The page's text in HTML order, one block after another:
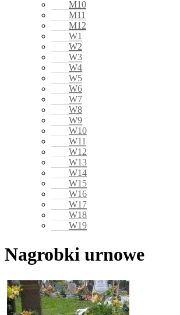
M10
M11
M12
W1
W2
W3
W4
W5
W6
W7
W8
W9
W10
W11
W12
W13
W14
W15
W16
W17
W18
W19
Nagrobki urnowe